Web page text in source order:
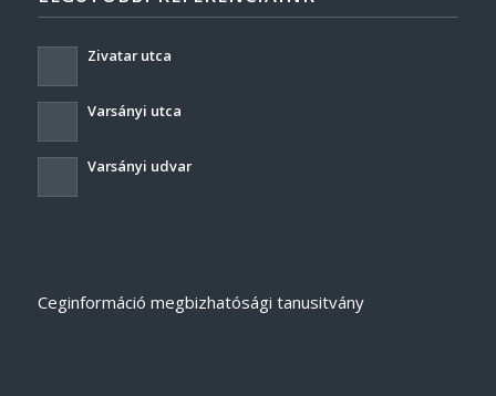
Zivatar utca
Varsányi utca
Varsányi udvar
Ceginformáció megbizhatósági tanusitvány